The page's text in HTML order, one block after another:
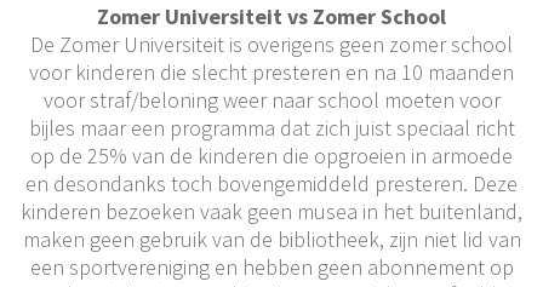
Zomer Universiteit vs Zomer School
De Zomer Universiteit is overigens geen zomer school
voor kinderen die slecht presteren en na 10 maanden
voor straf/beloning weer naar school moeten voor
bijles maar een programma dat zich juist speciaal richt
op de 25% van de kinderen die opgroeien in armoede
en desondanks toch bovengemiddeld presteren. Deze
kinderen bezoeken vaak geen musea in het buitenland,
maken geen gebruik van de bibliotheek, zijn niet lid van
een sportvereniging en hebben geen abonnement op